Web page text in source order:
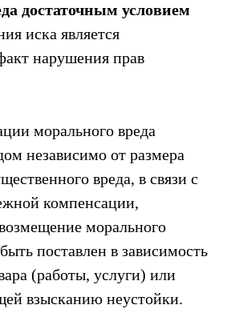
достаточным условием
иска является
нарушения прав
морального вреда
независимо от размера
вреда, в связи с
компенсации,
морального
поставлен в зависимость
(работы, услуги) или
взысканию неустойки.